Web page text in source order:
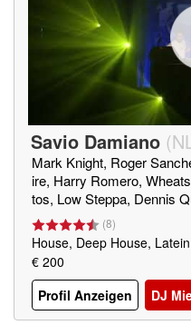
Savio Damiano (
Mark Knight, Roger
ire, Harry Romero,
tos, Low Steppa, Dennis
Alan Fitzpatrick, Kryder,
k, Mambo Brothers
(8)
House, Deep House, Latein
€ 200
Profil Anzeigen
DJ